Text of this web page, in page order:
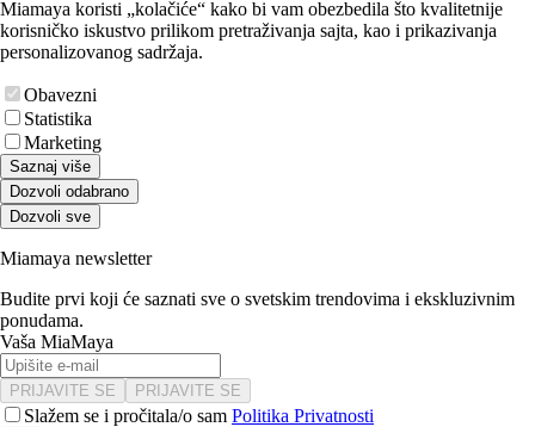
Miamaya koristi „kolačiće“ kako bi vam obezbedila što kvalitetnije
korisničko iskustvo prilikom pretraživanja sajta, kao i prikazivanja
personalizovanog sadržaja.
Obavezni
Statistika
Marketing
Saznaj više
Dozvoli odabrano
Dozvoli sve
Miamaya newsletter
Budite prvi koji će saznati sve o svetskim trendovima i ekskluzivnim
ponudama.
Vaša MiaMaya
PRIJAVITE SE PRIJAVITE SE
Slažem se i pročitala/o sam Politika Privatnosti